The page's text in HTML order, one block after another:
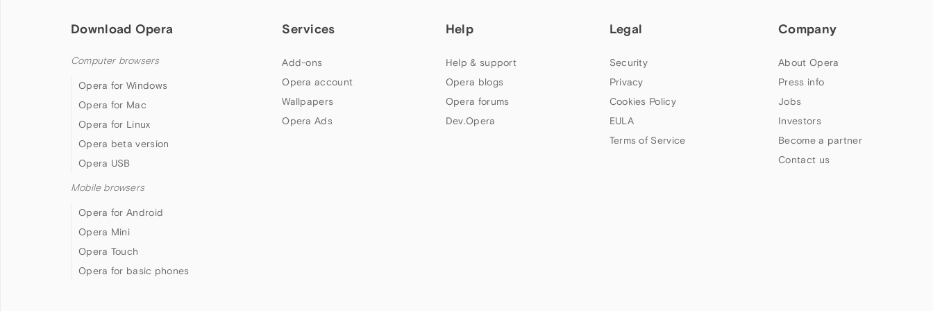
Download Opera
Computer browsers
Opera for Windows
Opera for Mac
Opera for Linux
Opera beta version
Opera USB
Mobile browsers
Opera for Android
Opera Mini
Opera Touch
Opera for basic phones
Services
Add-ons
Opera account
Wallpapers
Opera Ads
Help
Help & support
Opera blogs
Opera forums
Dev.Opera
Legal
Security
Privacy
Cookies Policy
EULA
Terms of Service
Company
About Opera
Press info
Jobs
Investors
Become a partner
Contact us